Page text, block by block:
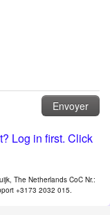
Log in first. Click
The Netherlands CoC Nr.:
+3173 2032 015.